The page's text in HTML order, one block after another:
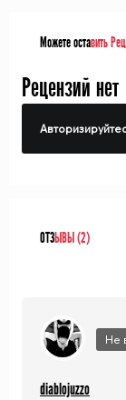
Можете оставить
Рецензий нет
ОТЗЫВЫ (2)
Не
diablojuzzo